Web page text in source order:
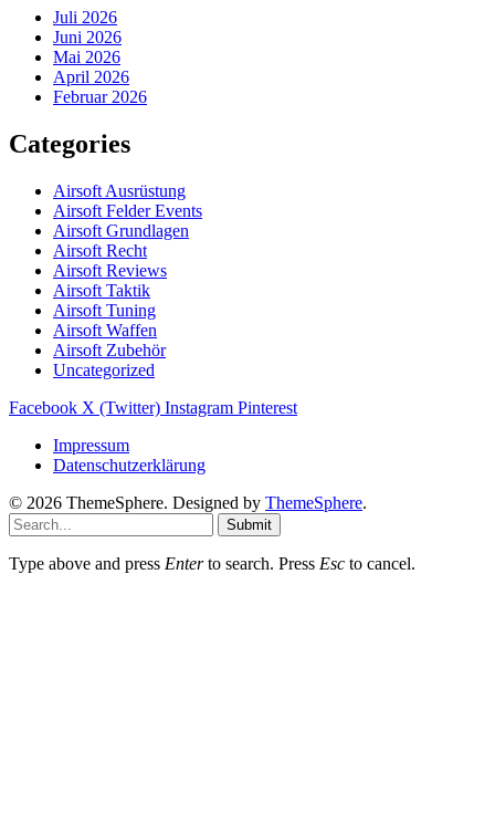
Juli 2026
Juni 2026
Mai 2026
April 2026
Februar 2026
Categories
Airsoft Ausrüstung
Airsoft Felder Events
Airsoft Grundlagen
Airsoft Recht
Airsoft Reviews
Airsoft Taktik
Airsoft Tuning
Airsoft Waffen
Airsoft Zubehör
Uncategorized
Facebook X (Twitter) Instagram Pinterest
Impressum
Datenschutzerklärung
© 2026 ThemeSphere. Designed by ThemeSphere.
Submit
Type above and press Enterto search. Press Esc to cancel.